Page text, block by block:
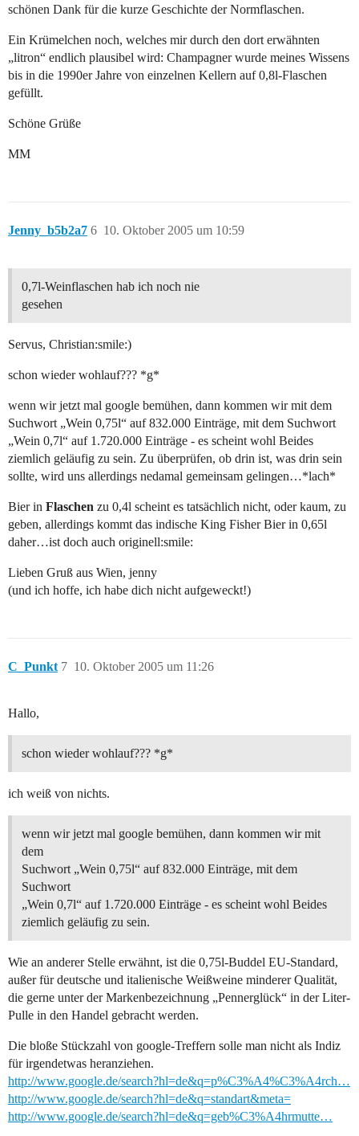
schönen Dank für die kurze Geschichte der Normflaschen.
Ein Krümelchen noch, welches mir durch den dort erwähnten
„litron“ endlich plausibel wird: Champagner wurde meines Wissens
bis in die 1990er Jahre von einzelnen Kellern auf 0,8l-Flaschen
gefüllt.
Schöne Grüße
MM
Jenny_b5b2a7 10. Oktober 2005 um 10:59
6
0,7l-Weinflaschen hab ich noch nie
gesehen
Servus, Christian:smile:)
schon wieder wohlauf??? *g*
wenn wir jetzt mal google bemühen, dann kommen wir mit dem
Suchwort „Wein 0,75l“ auf 832.000 Einträge, mit dem Suchwort
„Wein 0,7l“ auf 1.720.000 Einträge - es scheint wohl Beides
ziemlich geläufig zu sein. Zu überprüfen, ob drin ist, was drin sein
sollte, wird uns allerdings nedamal gemeinsam gelingen…*lach*
Bier in Flaschen zu 0,4l scheint es tatsächlich nicht, oder kaum, zu
geben, allerdings kommt das indische King Fisher Bier in 0,65l
daher…ist doch auch originell:smile:
Lieben Gruß aus Wien, jenny
(und ich hoffe, ich habe dich nicht aufgeweckt!)
C_Punkt 10. Oktober 2005 um 11:26
7
Hallo,
schon wieder wohlauf??? *g*
ich weiß von nichts.
wenn wir jetzt mal google bemühen, dann kommen wir mit
dem
Suchwort „Wein 0,75l“ auf 832.000 Einträge, mit dem
Suchwort
„Wein 0,7l“ auf 1.720.000 Einträge - es scheint wohl Beides
ziemlich geläufig zu sein.
Wie an anderer Stelle erwähnt, ist die 0,75l-Buddel EU-Standard,
außer für deutsche und italienische Weißweine minderer Qualität,
die gerne unter der Markenbezeichnung „Pennerglück“ in der Liter-
Pulle in den Handel gebracht werden.
Die bloße Stückzahl von google-Treffern solle man nicht als Indiz
für irgendetwas heranziehen.
http://www.google.de/search?hl=de&q=p%C3%A4%C3%A4rch…
http://www.google.de/search?hl=de&q=standart&meta=
http://www.google.de/search?hl=de&q=geb%C3%A4hrmutte…